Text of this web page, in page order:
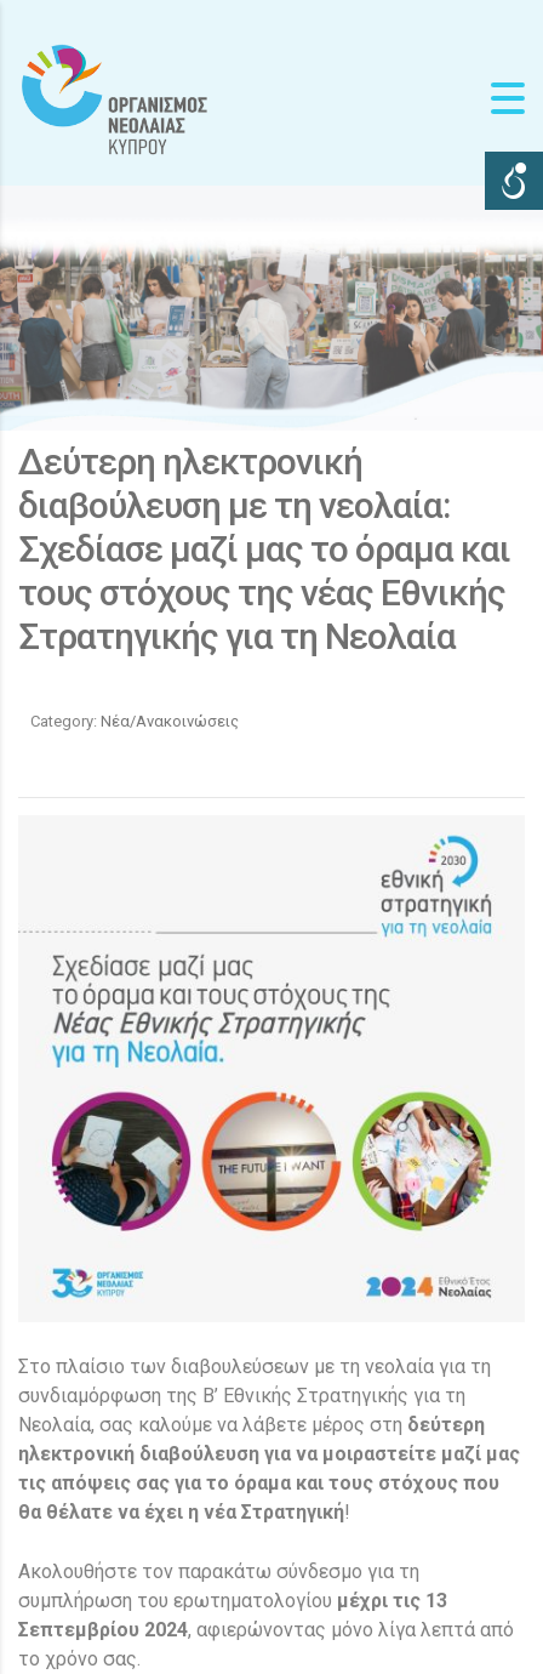
Δεύτερη ηλεκτρονική
διαβούλευση με τη νεολαία:
Σχεδίασε μαζί μας το όραμα και
τους στόχους της νέας Εθνικής
Στρατηγικής για τη Νεολαία
Category: Νέα/Ανακοινώσεις
Στο πλαίσιο των διαβουλεύσεων με τη νεολαία για τη
συνδιαμόρφωση της Β’ Εθνικής Στρατηγικής για τη
Νεολαία, σας καλούμε να λάβετε μέρος στη δεύτερη
ηλεκτρονική διαβούλευση για να μοιραστείτε μαζί μας
τις απόψεις σας για το όραμα και τους στόχους που
θα θέλατε να έχει η νέα Στρατηγική!
Ακολουθήστε τον παρακάτω σύνδεσμο για τη
συμπλήρωση του ερωτηματολογίου μέχρι τις 13
Σεπτεμβρίου 2024, αφιερώνοντας μόνο λίγα λεπτά από
το χρόνο σας.